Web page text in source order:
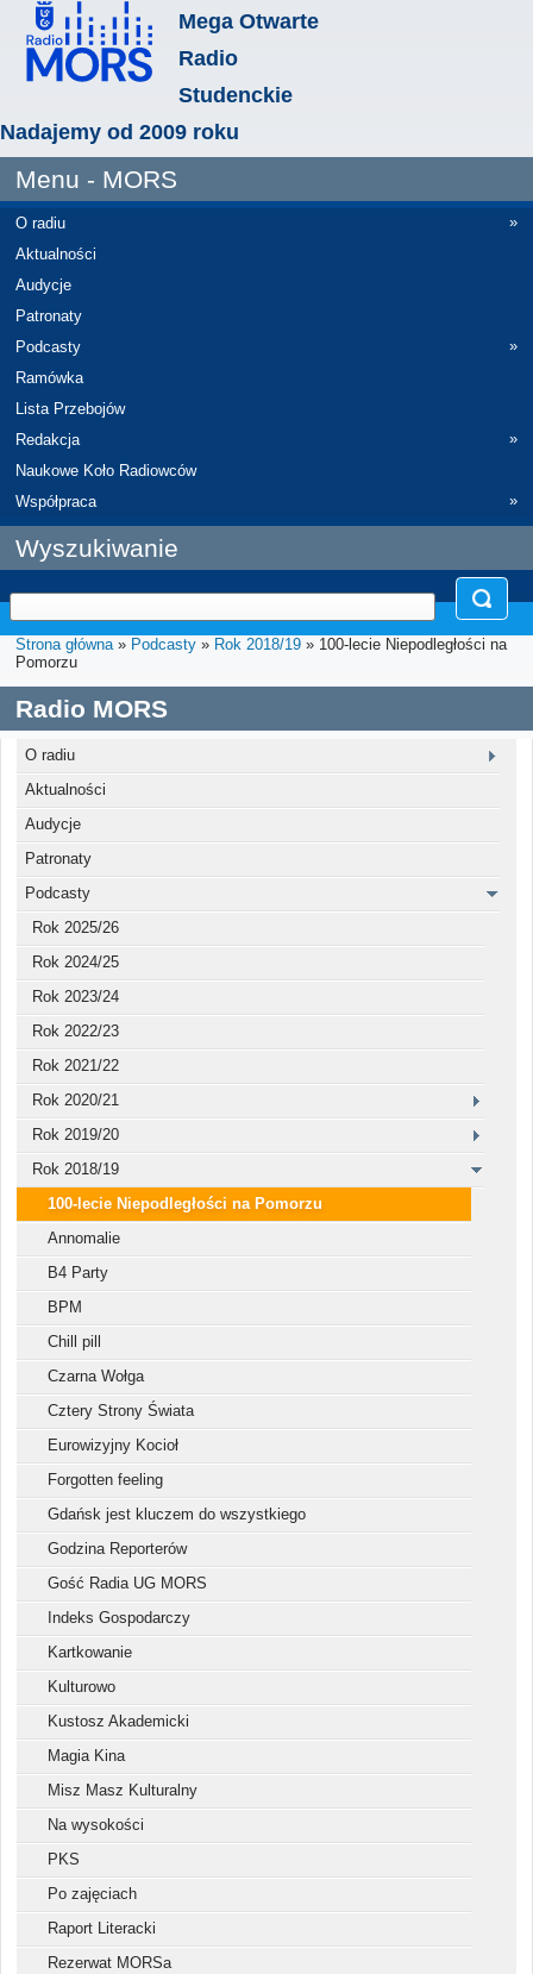
Mega Otwarte
Radio
Studenckie
Nadajemy od 2009 roku
Menu - MORS
O radiu
»
Aktualności
Audycje
Patronaty
Podcasty
»
Ramówka
Lista Przebojów
Redakcja
»
Naukowe Koło Radiowców
Współpraca
»
Wyszukiwanie
Strona główna» Podcasty » Rok 2018/19 » 100-lecie Niepodległości na
Pomorzu
Radio MORS
O radiu
Aktualności
Audycje
Patronaty
Podcasty
Rok 2025/26
Rok 2024/25
Rok 2023/24
Rok 2022/23
Rok 2021/22
Rok 2020/21
Rok 2019/20
Rok 2018/19
100-lecie Niepodległości na Pomorzu
Annomalie
B4 Party
BPM
Chill pill
Czarna Wołga
Cztery Strony Świata
Eurowizyjny Kocioł
Forgotten feeling
Gdańsk jest kluczem do wszystkiego
Godzina Reporterów
Gość Radia UG MORS
Indeks Gospodarczy
Kartkowanie
Kulturowo
Kustosz Akademicki
Magia Kina
Misz Masz Kulturalny
Na wysokości
PKS
Po zajęciach
Raport Literacki
Rezerwat MORSa